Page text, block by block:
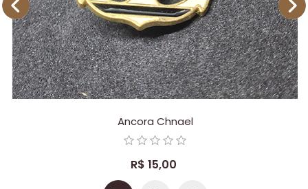
Ancora Chnael
R$ 15,00